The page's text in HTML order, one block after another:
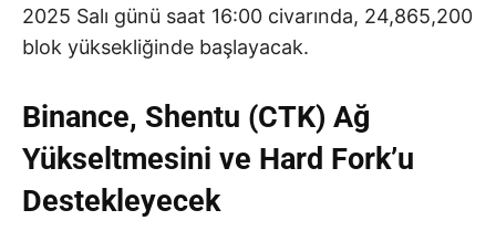
2025 Salı günü saat 16:00 civarında, 24,865,200
blok yüksekliğinde başlayacak.
Binance, Shentu (CTK) Ağ
Yükseltmesini ve Hard Fork’u
Destekleyecek